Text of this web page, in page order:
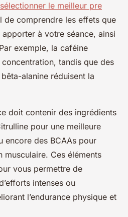
sélectionner le meilleur pre
de comprendre les effets que
à votre séance, ainsi
exemple, la caféine
tandis que des
alanine réduisent la
doit contenir des ingrédients
pour une meilleure
encore des BCAAs pour
musculaire. Ces éléments
vous permettre de
intenses ou
l’endurance physique et